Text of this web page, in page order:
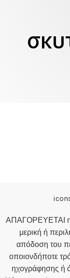
ΑΠΑΓΟΡΕΥΕΤΑΙ η
μερική ή
απόδοση του
οποιονδήποτε
ηχογράφησης ή